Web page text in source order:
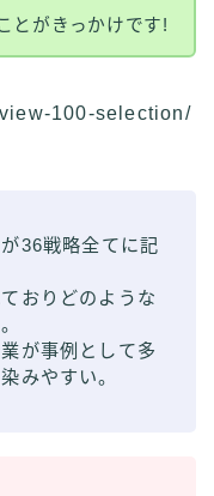
とがきっかけです!
100-selection/
36戦略全てに記
おりどのような
が事例として多
みやすい。